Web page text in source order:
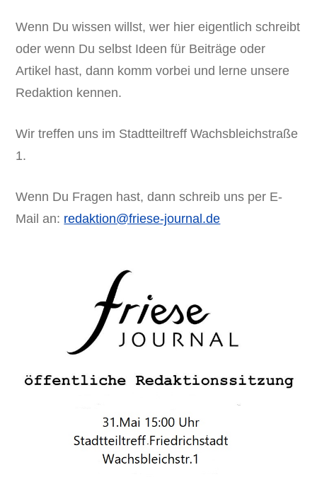
Wenn Du wissen willst, wer hier eigentlich schreibt
oder wenn Du selbst Ideen für Beiträge oder
Artikel hast, dann komm vorbei und lerne unsere
Redaktion kennen.
Wir treffen uns im Stadtteiltreff Wachsbleichstraße
1.
Wenn Du Fragen hast, dann schreib uns per E-
Mail an: redaktion@friese-journal.de